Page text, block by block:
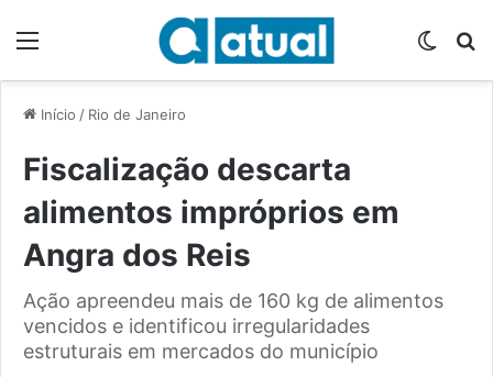
Início / Rio de Janeiro
Fiscalização descarta
alimentos impróprios em
Angra dos Reis
Ação apreendeu mais de 160 kg de alimentos
vencidos e identificou irregularidades
estruturais em mercados do município